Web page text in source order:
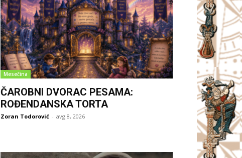
Mesečina
ČAROBNI DVORAC PESAMA:
ROĐENDANSKA TORTA
Zoran Todorović - avg 8, 2026